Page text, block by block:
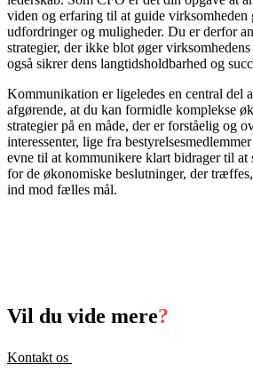
viden og erfaring til at guide virksomheden
udfordringer og muligheder. Du er derfor
strategier, der ikke blot øger
også sikrer dens langtidsholdbarhed og
Kommunikation er ligeledes en central del
afgørende, at du kan formidle komplekse
strategier på en måde, der er forståelig og
interessenter, lige fra
evne til at kommunikere klart bidrager til at
for de økonomiske beslutninger, der
ind mod fælles mål.
Vil du vide mere?
Kontakt os